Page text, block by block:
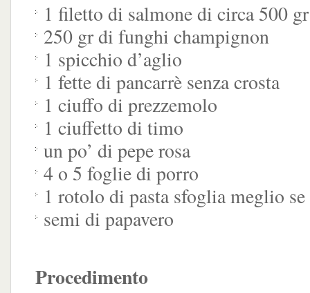
1 filetto di salmone di circa 500 gr
250 gr di funghi champignon
1 spicchio d’aglio
1 fette di pancarrè senza crosta
1 ciuffo di prezzemolo
1 ciuffetto di timo
un po’ di pepe rosa
4 o 5 foglie di porro
1 rotolo di pasta sfoglia meglio
semi di papavero
Procedimento